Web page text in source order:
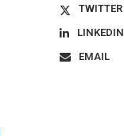
TWITTER
LINKEDIN
EMAIL